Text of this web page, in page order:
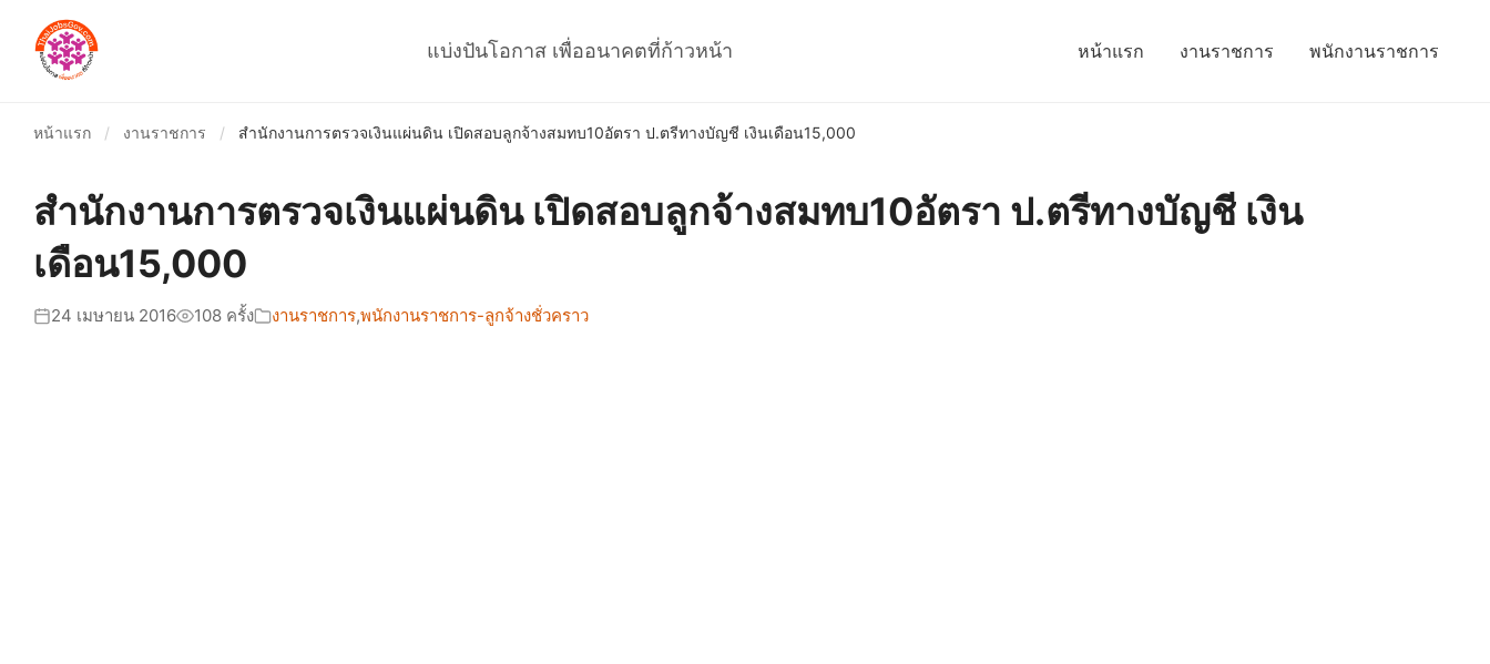
แบ่งปันโอกาส เพื่ออนาคตที่ก้าวหน้า หน้าแรก งานราชการ พนักงานราชการ
หน้าแรก / งานราชการ / สำนักงานการตรวจเงินแผ่นดิน เปิดสอบลูกจ้างสมทบ10อัตรา ป.ตรีทางบัญชี เงินเดือน15,000
สำนักงานการตรวจเงินแผ่นดิน เปิดสอบลูกจ้างสมทบ10อัตรา ป.ตรีทางบัญชี เงิน
เดือน15,000
24 เมษายน 2016 108 ครั้ง งานราชการ,พนักงานราชการ-ลูกจ้างชั่วคราว